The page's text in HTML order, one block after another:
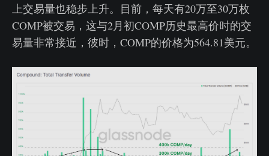
上交易量也稳步上升。目前，每天有20万至30万枚
COMP被交易，这与2月初COMP历史最高价时的交
易量非常接近，彼时，COMP的价格为564.81美元。